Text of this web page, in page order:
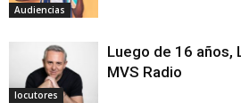
Audiencias
locutores
Luego de 16 años,
MVS Radio